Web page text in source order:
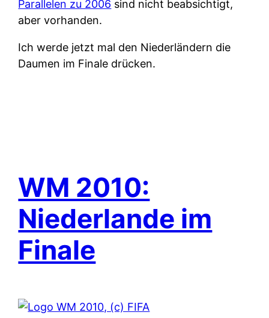
Parallelen zu 2006 sind nicht beabsichtigt,
aber vorhanden.
Ich werde jetzt mal den Niederländern die
Daumen im Finale drücken.
WM 2010:
Niederlande im
Finale